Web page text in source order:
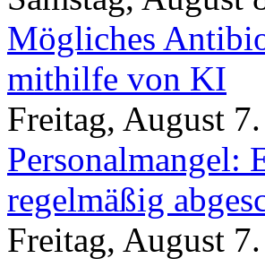
Mögliches
mithilfe von KI
Freitag, August
Personalmangel:
regelmäßig
Freitag, August